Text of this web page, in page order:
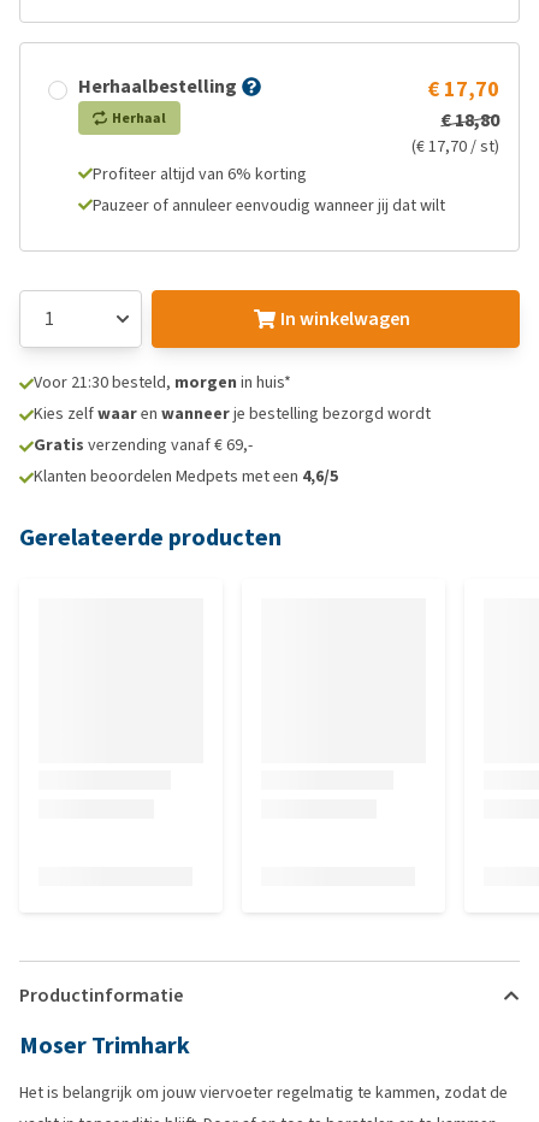
Herhaalbestelling
Herhaal
€ 17,70
€ 18,80
(€ 17,70 / st)
Profiteer altijd van 6% korting
Pauzeer of annuleer eenvoudig wanneer jij dat wilt
In winkelwagen
Voor 21:30 besteld, morgen in huis*
Kies zelfwaaren wanneerje bestelling bezorgd wordt
Gratis verzending vanaf € 69,-
Klanten beoordelen Medpets met een 4,6/5
Gerelateerde producten
Productinformatie
Moser Trimhark
Het is belangrijk om jouw viervoeter regelmatig te kammen, zodat de